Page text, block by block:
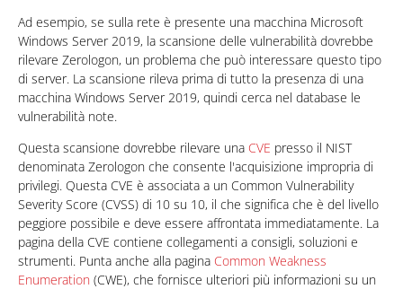
Ad esempio, se sulla rete è presente una macchina Microsoft
Windows Server 2019, la scansione delle vulnerabilità dovrebbe
rilevare Zerologon, un problema che può interessare questo tipo
di server. La scansione rileva prima di tutto la presenza di una
macchina Windows Server 2019, quindi cerca nel database le
vulnerabilità note.
Questa scansione dovrebbe rilevare una CVE presso il NIST
denominata Zerologon che consente l'acquisizione impropria di
privilegi. Questa CVE è associata a un Common Vulnerability
Severity Score (CVSS) di 10 su 10, il che significa che è del livello
peggiore possibile e deve essere affrontata immediatamente. La
pagina della CVE contiene collegamenti a consigli, soluzioni e
strumenti. Punta anche alla pagina Common Weakness
Enumeration (CWE), che fornisce ulteriori più informazioni su un